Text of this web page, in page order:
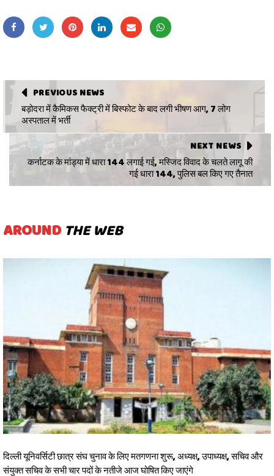
PREVIOUS NEWS
बड़ोदरा में कैमिकस फैक्ट्री में बिस्फोट के बाद लगी भीषण आग, 7 लोग
अस्पताल में भर्ती
NEXT NEWS
कर्नाटक के मांड्या में धारा 144 लगाई गई, मस्जिद विवाद के चलते लागू की
गई धारा 144, पुलिस बल किए गए तैनात
AROUND THE WEB
दिल्ली यूनिवर्सिटी छात्र संघ चुनाव के लिए मतगणना शुरू, अध्यक्ष, उपाध्यक्ष, सचिव और
संयुक्त सचिव के सभी चार पदों के नतीजे आज घोषित किए जाएंगे